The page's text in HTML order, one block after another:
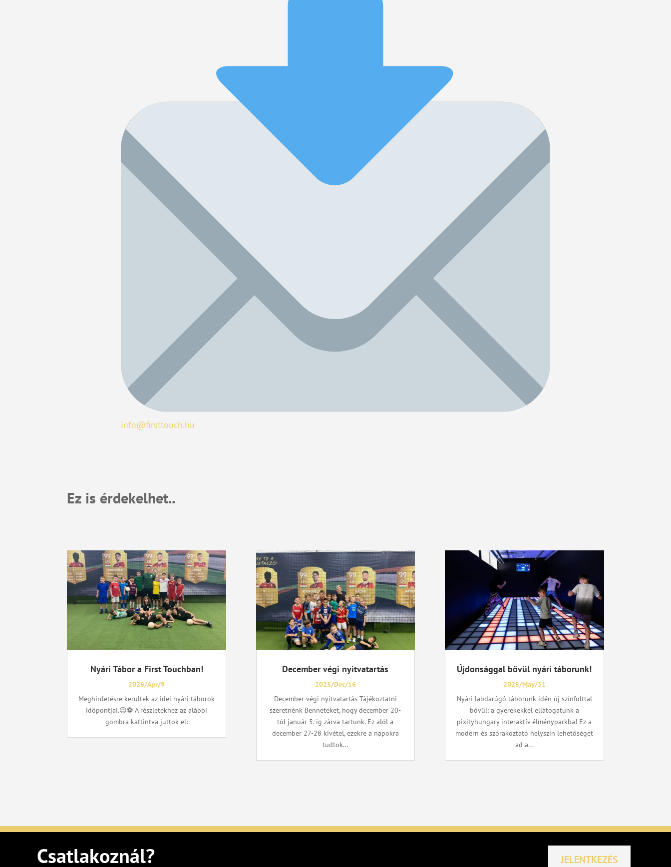
info@firsttouch.hu
Ez is érdekelhet..
Nyári Tábor a First Touchban!
2026/Apr/9
Meghirdetésre kerültek az idei nyári táborok
időpontjai.😉⚽ A részletekhez az alábbi
gombra kattintva juttok el:
December végi nyitvatartás
2025/Dec/16
December végi nyitvatartás Tájékoztatni
szeretnénk Benneteket, hogy december 20-
tól január 5.-ig zárva tartunk. Ez alól a
december 27-28 kivétel, ezekre a napokra
tudtok...
Újdonsággal bővül nyári táborunk!
2025/May/31
Nyári labdarúgó táborunk idén új színfolttal
bővül: a gyerekekkel ellátogatunk a
pixityhungary interaktív élményparkba! Ez a
modern és szórakoztató helyszín lehetőséget
ad a...
Csatlakoznál? JELENTKEZÉS